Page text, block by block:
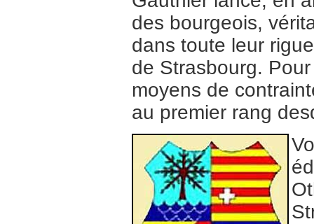
des bourgeois,
dans toute leur
de Strasbourg.
moyens de
au premier rang